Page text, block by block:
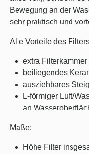
Bewegung an der
sehr praktisch und
Alle Vorteile des
extra Filterkammer
beiliegendes
ausziehbares
L-förmiger Luft/
an
Maße:
Höhe Filter